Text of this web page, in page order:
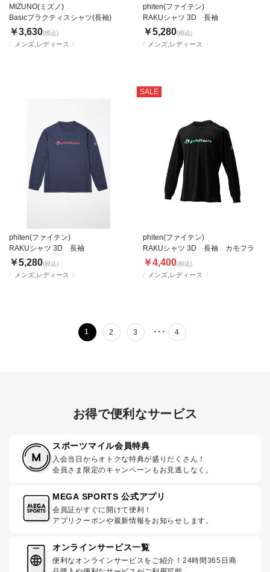
メンズ,レディース
MIZUNO(ミズノ)
Basicプラクティスシャツ(長袖)
￥3,630(税込)
メンズ,レディース
phiten(ファイテン)
RAKUシャツ 3D 長袖
￥5,280(税込)
メンズ,レディース
phiten(ファイテン)
RAKUシャツ 3D 長袖
￥5,280(税込)
SALE
メンズ,レディース
phiten(ファイテン)
RAKUシャツ 3D 長袖 カモフラ
￥4,400(税込)
1 2 3 ･･･ 4
お得で便利なサービス
スポーツマイル会員特典
入会当日からオトクな特典が盛りだくさん！
会員さま限定のキャンペーンもお見逃しなく。
MEGA SPORTS 公式アプリ
会員証がすぐに開けて便利！
アプリクーポンや最新情報をお知らせします。
オンラインサービス一覧
便利なオンラインサービスをご紹介！24時間365日商